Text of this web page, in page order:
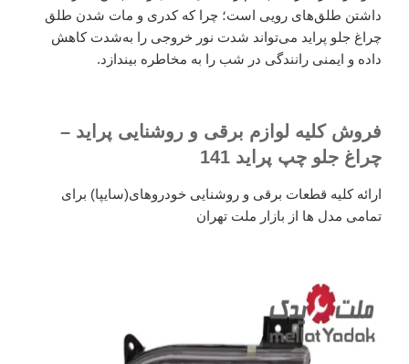
داشتن طلق‌های رویی است؛ چرا که کدری و مات شدن طلق
چراغ جلو پراید می‌تواند شدت نور خروجی را به‌شدت کاهش
داده و ایمنی رانندگی در شب را به مخاطره بیندازد.
فروش کلیه لوازم برقی و روشنایی پراید –
چراغ جلو چپ پراید 141
ارائه کلیه قطعات برقی و روشنایی خودروهای(سایپا) برای
تمامی مدل ها از بازار ملت تهران